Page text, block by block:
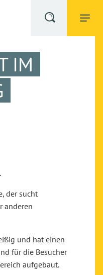
IM
der sucht
anderen
und hat einen
für die Besucher
aufgebaut.